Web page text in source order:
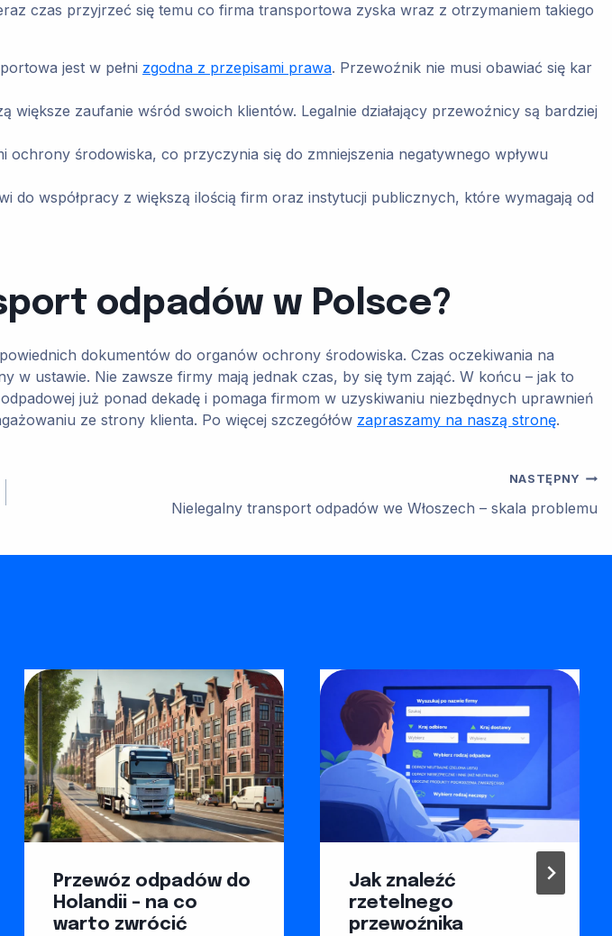
czas przyjrzeć się temu co firma transportowa zyska wraz z otrzymaniem takiego
jest w pełni zgodna z przepisami prawa. Przewoźnik nie musi obawiać się kar
większe zaufanie wśród swoich klientów. Legalnie działający przewoźnicy są bardziej
środowiska, co przyczynia się do zmniejszenia negatywnego wpływu
do współpracy z większą ilością firm oraz instytucji publicznych, które wymagają od
odpadów w Polsce?
dokumentów do organów ochrony środowiska. Czas oczekiwania na
ustawie. Nie zawsze firmy mają jednak czas, by się tym zająć. W końcu – jak to
już ponad dekadę i pomaga firmom w uzyskiwaniu niezbędnych uprawnień
ze strony klienta. Po więcej szczegółów zapraszamy na naszą stronę.
NASTĘPNY
Nielegalny transport odpadów we Włoszech – skala problemu
Przewóz odpadów do
Holandii – na co
warto zwrócić
Jak znaleźć
rzetelnego
przewoźnika